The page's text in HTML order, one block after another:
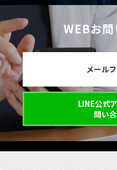
WEBお
メール
LINE公式
問い